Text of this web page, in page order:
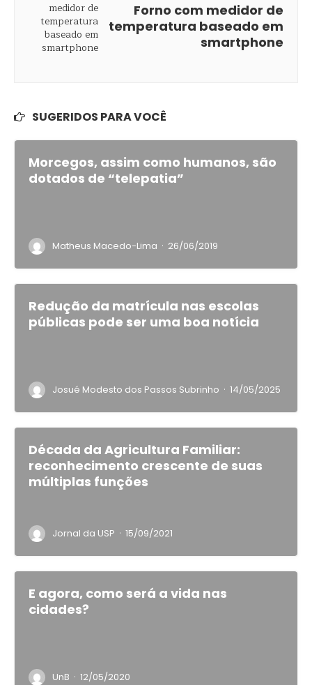
Forno com medidor de
temperatura baseado em
smartphone
SUGERIDOS PARA VOCÊ
Morcegos, assim como humanos, são
dotados de “telepatia”
Matheus Macedo-Lima · 26/06/2019
Redução da matrícula nas escolas
públicas pode ser uma boa notícia
Josué Modesto dos Passos Subrinho · 14/05/2025
Década da Agricultura Familiar:
reconhecimento crescente de suas
múltiplas funções
Jornal da USP · 15/09/2021
E agora, como será a vida nas
cidades?
UnB · 12/05/2020